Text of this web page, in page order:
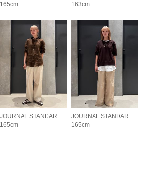
165cm
163cm
JOURNAL STANDARD LADYS
165cm
JOURNAL STANDARD LADYS
165cm